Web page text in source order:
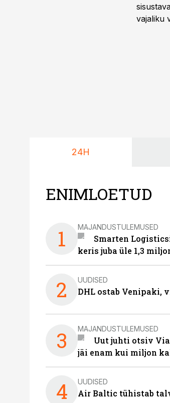
vajaliku
24H
ENIMLOETUD
1 MAJANDUSTULEMUSED
Smarten
keris juba üle 1,3
2 UUDISED
DHL ostab Venipaki,
3 MAJANDUSTULEMUSED
Uut juhti otsiv Via
jäi enam kui miljon
4 UUDISED
Air Baltic tühistab